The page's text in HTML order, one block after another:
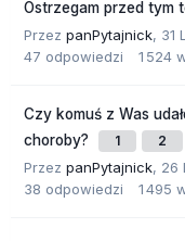
Ostrzegam przed tym
Przez panPytajnick, 31
47 odpowiedzi 1 524
Czy komuś z Was
choroby?
1 2
Przez panPytajnick, 26
38 odpowiedzi 1 495